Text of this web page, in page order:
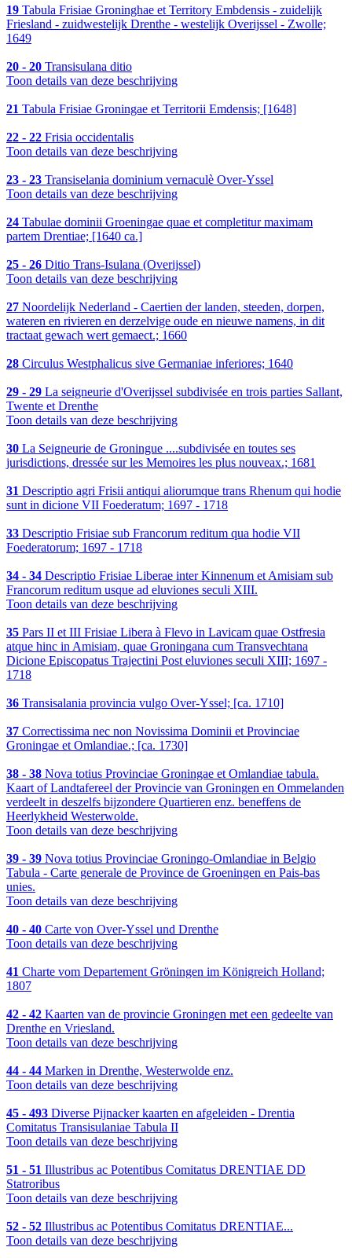
19 Tabula Frisiae Groninghae et Territory Embdensis - zuidelijk
Friesland - zuidwestelijk Drenthe - westelijk Overijssel - Zwolle;
1649
20 - 20 Transisulana ditio
Toon details van deze beschrijving
21 Tabula Frisiae Groningae et Territorii Emdensis; [1648]
22 - 22 Frisia occidentalis
Toon details van deze beschrijving
23 - 23 Transiselania dominium vernaculè Over-Yssel
Toon details van deze beschrijving
24 Tabulae dominii Groeningae quae et completitur maximam
partem Drentiae; [1640 ca.]
25 - 26 Ditio Trans-Isulana (Overijssel)
Toon details van deze beschrijving
27 Noordelijk Nederland - Caertien der landen, steeden, dorpen,
wateren en rivieren en derzelvige oude en nieuwe namens, in dit
tractaat gewach wert gemaect.; 1660
28 Circulus Westphalicus sive Germaniae inferiores; 1640
29 - 29 La seigneurie d'Overijssel subdivisée en trois parties Sallant,
Twente et Drenthe
Toon details van deze beschrijving
30 La Seigneurie de Groningue ....subdivisée en toutes ses
jurisdictions, dressée sur les Memoires les plus nouveax.; 1681
31 Descriptio agri Frisii antiqui aliorumque trans Rhenum qui hodie
sunt in dicione VII Foederatum; 1697 - 1718
33 Descriptio Frisiae sub Francorum reditum qua hodie VII
Foederatorum; 1697 - 1718
34 - 34 Descriptio Frisiae Liberae inter Kinnenum et Amisiam sub
Francorum reditum usque ad eluviones seculi XIII.
Toon details van deze beschrijving
35 Pars II et III Frisiae Libera à Flevo in Lavicam quae Ostfresia
atque hinc in Amisiam, quae Groningana cum Transvechtana
Dicione Episcopatus Trajectini Post eluviones seculi XIII; 1697 -
1718
36 Transisalania provincia vulgo Over-Yssel; [ca. 1710]
37 Correctissima nec non Novissima Dominii et Provinciae
Groningae et Omlandiae.; [ca. 1730]
38 - 38 Nova totius Provinciae Groningae et Omlandiae tabula.
Kaart of Landtafereel der Provincie van Groningen en Ommelanden
verdeelt in deszelfs bijzondere Quartieren enz. beneffens de
Heerlykheid Westerwolde.
Toon details van deze beschrijving
39 - 39 Nova totius Provinciae Groningo-Omlandiae in Belgio
Tabula - Carte generale de Province de Groeningen en Pais-bas
unies.
Toon details van deze beschrijving
40 - 40 Carte von Over-Yssel und Drenthe
Toon details van deze beschrijving
41 Charte vom Departement Gröningen im Königreich Holland;
1807
42 - 42 Kaarten van de provincie Groningen met een gedeelte van
Drenthe en Vriesland.
Toon details van deze beschrijving
44 - 44 Marken in Drenthe, Westerwolde enz.
Toon details van deze beschrijving
45 - 493 Diverse Pijnacker kaarten en afgeleiden - Drentia
Comitatus Transisulaniae Tabula II
Toon details van deze beschrijving
51 - 51 Illustribus ac Potentibus Comitatus DRENTIAE DD
Statroribus
Toon details van deze beschrijving
52 - 52 Illustribus ac Potentibus Comitatus DRENTIAE...
Toon details van deze beschrijving